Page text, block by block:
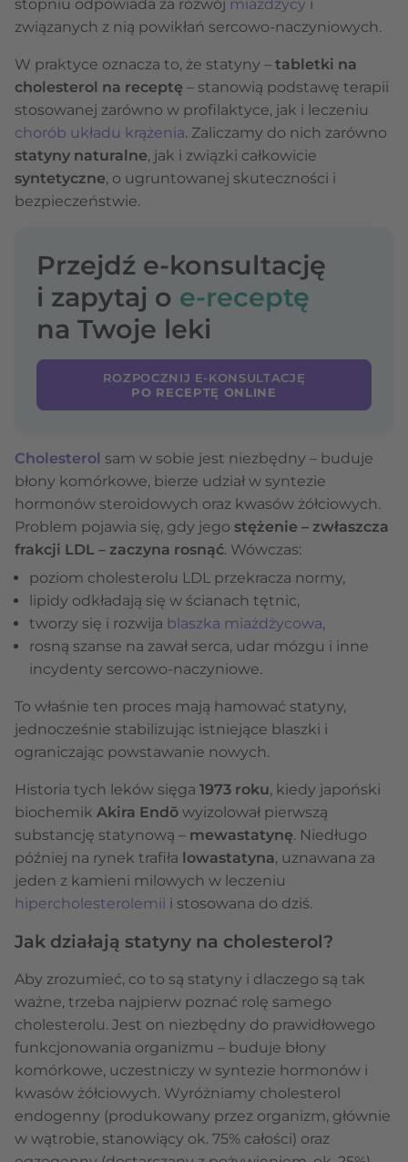
stopniu odpowiada za rozwój miażdżycy i
związanych z nią powikłań sercowo-naczyniowych.
W praktyce oznacza to, że statyny – tabletki na
cholesterol na receptę – stanowią podstawę terapii
stosowanej zarówno w profilaktyce, jak i leczeniu
chorób układu krążenia. Zaliczamy do nich zarówno
statyny naturalne, jak i związki całkowicie
syntetyczne, o ugruntowanej skuteczności i
bezpieczeństwie.
Przejdź e-konsultację
i zapytaj o e-receptę
na Twoje leki
ROZPOCZNIJ E-KONSULTACJĘ
PO RECEPTĘ ONLINE
Cholesterol sam w sobie jest niezbędny – buduje
błony komórkowe, bierze udział w syntezie
hormonów steroidowych oraz kwasów żółciowych.
Problem pojawia się, gdy jego stężenie – zwłaszcza
frakcji LDL – zaczyna rosnąć. Wówczas:
poziom cholesterolu LDL przekracza normy,
lipidy odkładają się w ścianach tętnic,
tworzy się i rozwija blaszka miażdżycowa,
rosną szanse na zawał serca, udar mózgu i inne
incydenty sercowo-naczyniowe.
To właśnie ten proces mają hamować statyny,
jednocześnie stabilizując istniejące blaszki i
ograniczając powstawanie nowych.
Historia tych leków sięga 1973 roku, kiedy japoński
biochemik Akira Endō wyizolował pierwszą
substancję statynową – mewastatynę. Niedługo
później na rynek trafiła lowastatyna, uznawana za
jeden z kamieni milowych w leczeniu
hipercholesterolemii i stosowana do dziś.
Jak działają statyny na cholesterol?
Aby zrozumieć, co to są statyny i dlaczego są tak
ważne, trzeba najpierw poznać rolę samego
cholesterolu. Jest on niezbędny do prawidłowego
funkcjonowania organizmu – buduje błony
komórkowe, uczestniczy w syntezie hormonów i
kwasów żółciowych. Wyróżniamy cholesterol
endogenny (produkowany przez organizm, głównie
w wątrobie, stanowiący ok. 75% całości) oraz